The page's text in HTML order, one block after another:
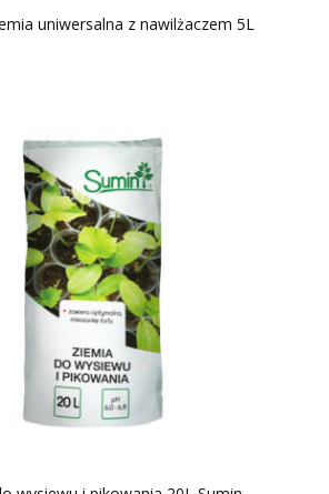
uniwersalna z nawilżaczem 5L